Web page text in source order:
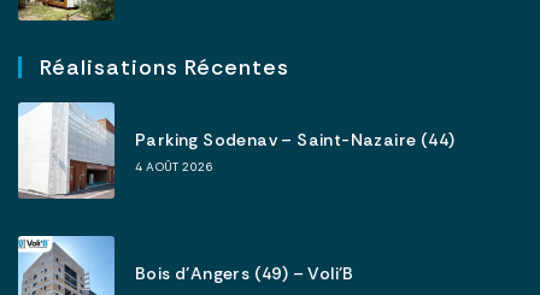
Réalisations Récentes
Parking Sodenav – Saint-Nazaire (44)
4 AOÛT 2026
Bois d’Angers (49) – Voli’B